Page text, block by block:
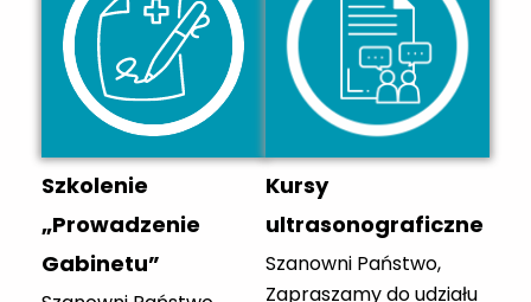
Żywieniowej Szpitala
Uniwersyteckiego w
Zielonej Górze oraz
Poradni Żywieniowej
Uniwersyteckiego
Szpitala Klinicznego w
Poznaniu.
zaburzenia używania
alkoholu Zapraszamy
na naszą platformę: e-
pop.pl lub aplikacje
mobilną E-POP
Szkolenie
„Prowadzenie
Gabinetu”
Kursy
ultrasonograficzne
Szanowni Państwo,
Zapraszamy do udziału